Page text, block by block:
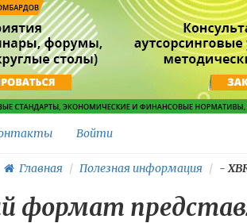
Войти
Главная Полезная информация -
формат